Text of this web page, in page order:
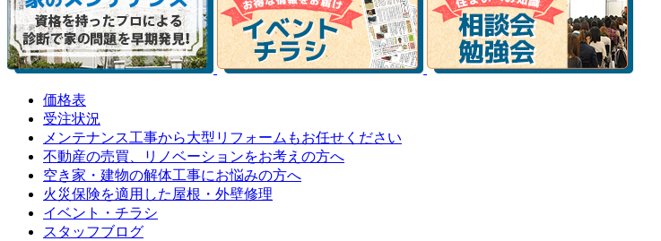
価格表
受注状況
メンテナンス工事から大型リフォームもお任せください
不動産の売買、リノベーションをお考えの方へ
空き家・建物の解体工事にお悩みの方へ
火災保険を適用した屋根・外壁修理
イベント・チラシ
スタッフブログ